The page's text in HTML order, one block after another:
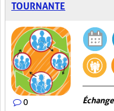
TOURNANTE
0